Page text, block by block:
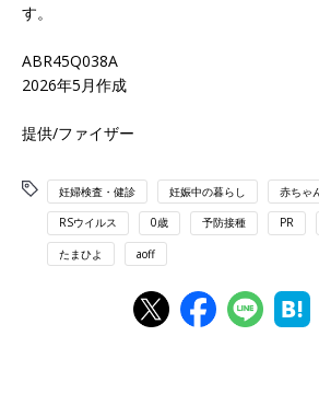
す。
ABR45Q038A
2026年5月作成
提供/ファイザー
妊婦検査・健診 妊娠中の暮らし 赤ちゃ
RSウイルス 0歳 予防接種 PR
たまひよ aoff